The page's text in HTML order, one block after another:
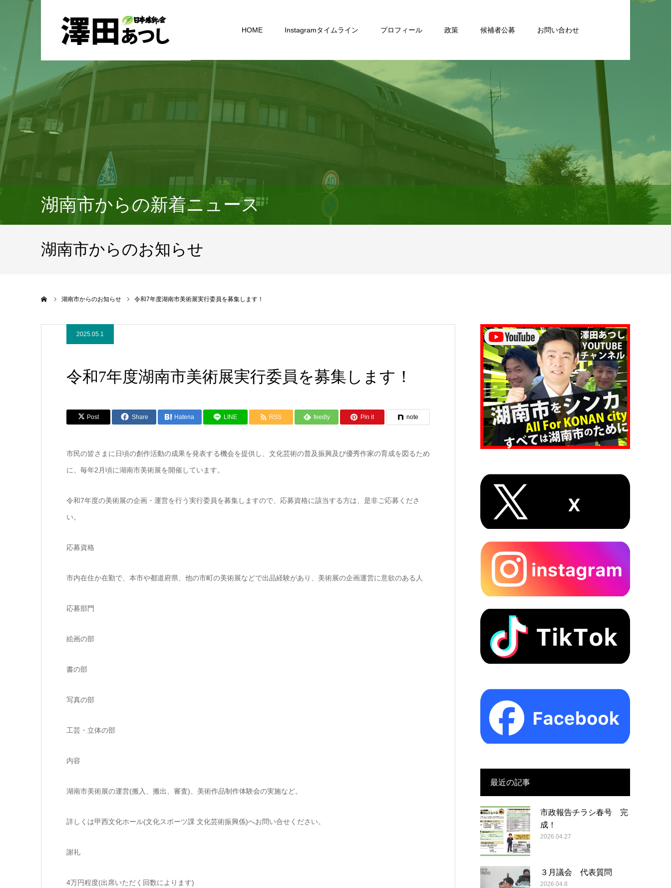
HOME Instagramタイムライン プロフィール 政策 候補者公募 お問い合わせ
湖南市からの新着ニュース
湖南市からのお知らせ
湖南市からのお知らせ 令和7年度湖南市美術展実行委員を募集します！
2025.05.1
令和7年度湖南市美術展実行委員を募集します！
Post Share Hatena LINE RSS feedly Pin it note
市民の皆さまに日頃の創作活動の成果を発表する機会を提供し、文化芸術の普及振興及び優秀作家の育成を図るため
に、毎年2月頃に湖南市美術展を開催しています。
令和7年度の美術展の企画・運営を行う実行委員を募集しますので、応募資格に該当する方は、是非ご応募くださ
い。
応募資格
市内在住か在勤で、本市や都道府県、他の市町の美術展などで出品経験があり、美術展の企画運営に意欲のある人
応募部門
絵画の部
書の部
写真の部
工芸・立体の部
内容
湖南市美術展の運営(搬入、搬出、審査)、美術作品制作体験会の実施など。
詳しくは甲西文化ホール(文化スポーツ課 文化芸術振興係)へお問い合せください。
謝礼
4万円程度(出席いただく回数によります)
最近の記事
市政報告チラシ春号 完
成！
2026.04.27
３月議会 代表質問
2026.04.8